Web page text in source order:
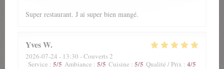
Super restaurant. J ai super bien mangé.
YvesW
2026-07-24 - 13:30 - Couverts 2
Service : 5/5 Ambiance : 5/5 Cuisine : 5/5 Qualité / Prix : 4/5